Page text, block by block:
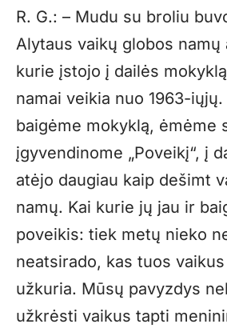
R. G.: – Mudu su broliu
Alytaus vaikų globos namų
kurie įstojo į dailės
namai veikia nuo 1963-
baigėme mokyklą, ėmėme
įgyvendinome „Poveikį“, į
atėjo daugiau kaip dešimt
namų. Kai kurie jų jau ir
poveikis: tiek metų nieko
neatsirado, kas tuos
užkuria. Mūsų pavyzdys
užkrėsti vaikus tapti